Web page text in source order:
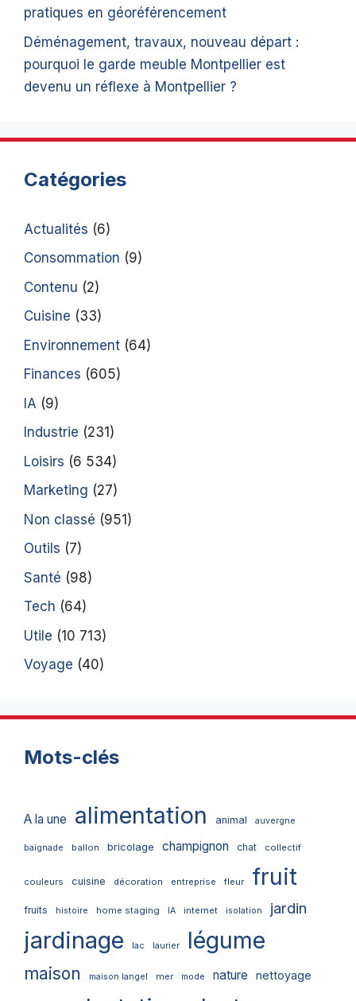
pratiques en géoréférencement
Déménagement, travaux, nouveau départ :
pourquoi le garde meuble Montpellier est
devenu un réflexe à Montpellier ?
Catégories
Actualités (6)
Consommation (9)
Contenu (2)
Cuisine (33)
Environnement (64)
Finances (605)
IA (9)
Industrie (231)
Loisirs (6 534)
Marketing (27)
Non classé (951)
Outils (7)
Santé (98)
Tech (64)
Utile (10 713)
Voyage (40)
Mots-clés
A la une alimentation animal auvergne
baignade ballon bricolage champignon chat collectif
couleurs cuisine décoration entreprise fleur fruit
fruits histoire home staging IA internet isolation jardin
jardinage lac laurier légume
maison maison langel mer mode nature nettoyage